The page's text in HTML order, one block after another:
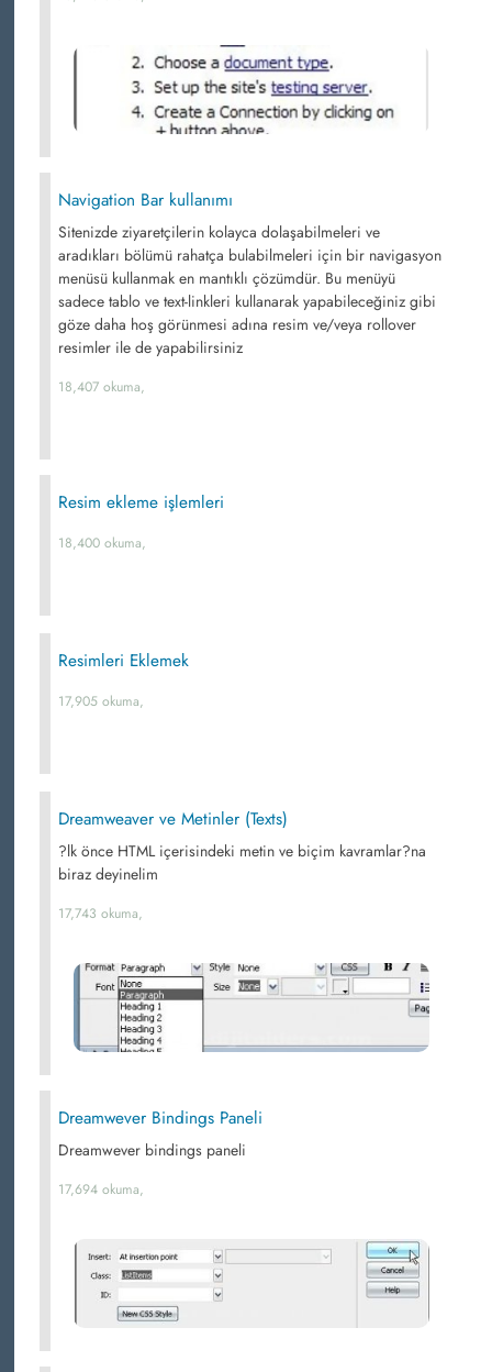
Navigation Bar kullanımı
Sitenizde ziyaretçilerin kolayca dolaşabilmeleri ve
aradıkları bölümü rahatça bulabilmeleri için bir navigasyon
menüsü kullanmak en mantıklı çözümdür. Bu menüyü
sadece tablo ve text-linkleri kullanarak yapabileceğiniz gibi
göze daha hoş görünmesi adına resim ve/veya rollover
resimler ile de yapabilirsiniz
18,407 okuma,
Resim ekleme işlemleri
18,400 okuma,
Resimleri Eklemek
17,905 okuma,
Dreamweaver ve Metinler (Texts)
?lk önce HTML içerisindeki metin ve biçim kavramlar?na
biraz deyinelim
17,743 okuma,
Dreamwever Bindings Paneli
Dreamwever bindings paneli
17,694 okuma,